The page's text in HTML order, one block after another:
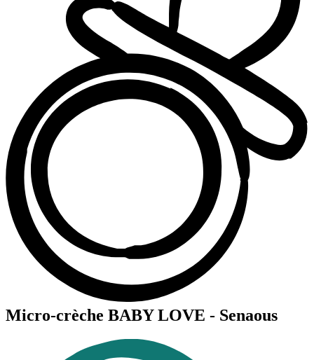
Micro-crèche BABY LOVE - Senaous